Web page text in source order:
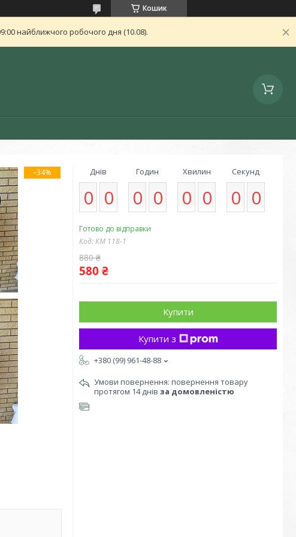
Кошик
найближчого робочого дня (10.08).
–34% Днів
0 0
Годин
0 0
Хвилин
0 0
Секунд
0 0
Готово до відправки
Код:КМ 118-1
880 ₴
580 ₴
Купити
Купити з
+380 (99) 961-48-88
повернення товару
протягом 14 днів за домовленістю